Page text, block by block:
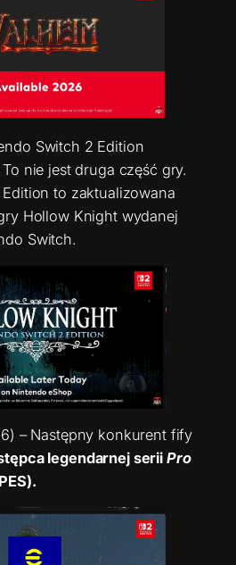
Switch 2 Edition
nie jest druga część gry.
to zaktualizowana
Hollow Knight wydanej
Switch.
– Następny konkurent fify
legendarnej serii Pro